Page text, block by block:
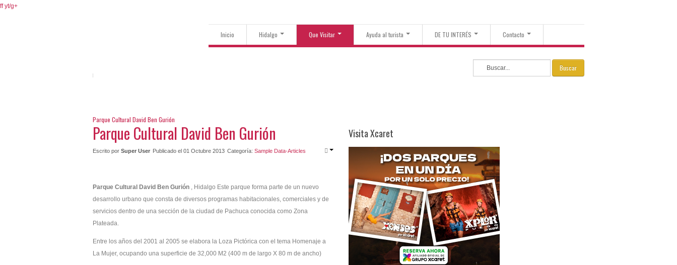
ff yt/g+
Inicio Hidalgo Que Visitar Ayuda al turista DE TU INTERÉS Contacto
Buscar
Parque Cultural David Ben Gurión
Parque Cultural David Ben Gurión
Escrito por Super User Publicado el 01 Octubre 2013 Categoría: Sample Data-Articles
Parque Cultural David Ben Gurión , Hidalgo Este parque forma parte de un nuevo
desarrollo urbano que consta de diversos programas habitacionales, comerciales y de
servicios dentro de una sección de la ciudad de Pachuca conocida como Zona
Plateada.
Entre los años del 2001 al 2005 se elabora la Loza Pictórica con el tema Homenaje a
La Mujer, ocupando una superficie de 32,000 M2 (400 m de largo X 80 m de ancho)
Visita Xcaret